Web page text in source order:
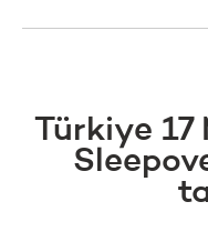
Türkiye 17